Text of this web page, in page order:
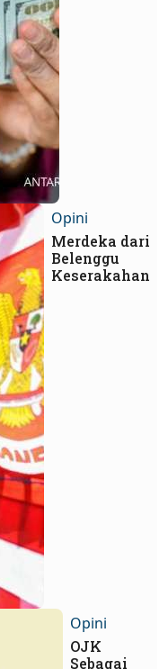
Opini
Merdeka dari
Belenggu
Keserakahan
Opini
OJK
Sebagai